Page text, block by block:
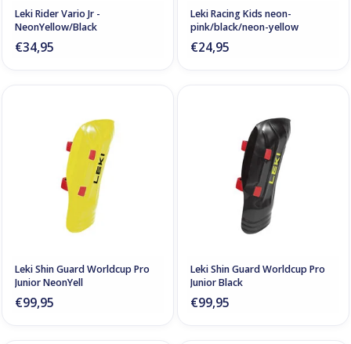
Leki Rider Vario Jr -
NeonYellow/Black
€34,95
Leki Racing Kids neon-
pink/black/neon-yellow
€24,95
Leki Shin Guard Worldcup Pro
Junior NeonYell
€99,95
Leki Shin Guard Worldcup Pro
Junior Black
€99,95